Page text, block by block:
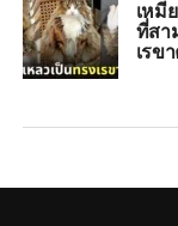
เหมี
ที่สา
เรข